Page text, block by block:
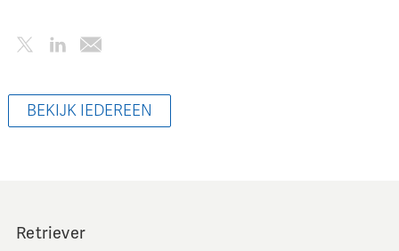
BEKIJK IEDEREEN
Retriever